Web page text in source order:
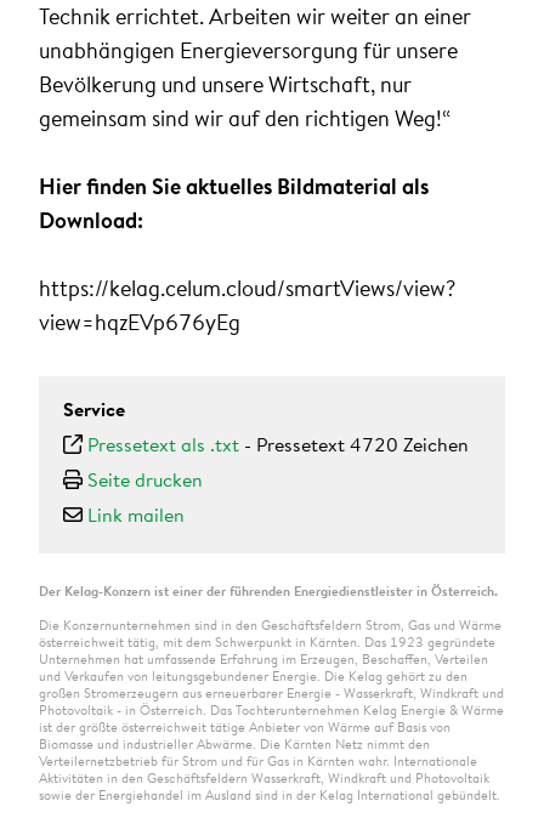
Technik errichtet. Arbeiten wir weiter an einer
unabhängigen Energieversorgung für unsere
Bevölkerung und unsere Wirtschaft, nur
gemeinsam sind wir auf den richtigen Weg!“
Hier finden Sie aktuelles Bildmaterial als
Download:
https://kelag.celum.cloud/smartViews/view?
view=hqzEVp676yEg
Service
Pressetext als .txt - Pressetext 4720 Zeichen
Seite drucken
Link mailen
Der Kelag-Konzern ist einer der führenden Energiedienstleister in Österreich.
Die Konzernunternehmen sind in den Geschäftsfeldern Strom, Gas und Wärme
österreichweit tätig, mit dem Schwerpunkt in Kärnten. Das 1923 gegründete
Unternehmen hat umfassende Erfahrung im Erzeugen, Beschaffen, Verteilen
und Verkaufen von leitungsgebundener Energie. Die Kelag gehört zu den
großen Stromerzeugern aus erneuerbarer Energie - Wasserkraft, Windkraft und
Photovoltaik - in Österreich. Das Tochterunternehmen Kelag Energie & Wärme
ist der größte österreichweit tätige Anbieter von Wärme auf Basis von
Biomasse und industrieller Abwärme. Die Kärnten Netz nimmt den
Verteilernetzbetrieb für Strom und für Gas in Kärnten wahr. Internationale
Aktivitäten in den Geschäftsfeldern Wasserkraft, Windkraft und Photovoltaik
sowie der Energiehandel im Ausland sind in der Kelag International gebündelt.